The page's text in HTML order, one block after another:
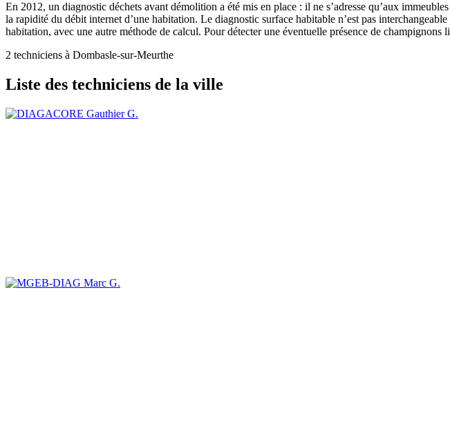
En 2012, un diagnostic déchets avant démolition a été mis en place : il ne s’adresse qu’aux
la rapidité du débit internet d’une habitation. Le diagnostic surface habitable n’est pas
habitation, avec une autre méthode de calcul. Pour détecter une éventuelle présence de
2 techniciens à Dombasle-sur-Meurthe
Liste des techniciens de la ville
Gauthier G.
Marc G.